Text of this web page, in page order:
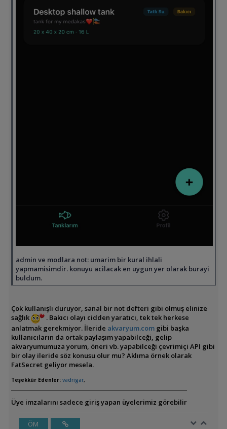
admin ve modlara not: umarim bir kural ihlali
yapmamisimdir. konuyu acilacak en uygun yer olarak burayi
buldum.
Çok kullanışlı duruyor, sanal bir not defteri gibi olmuş elinize
sağlık
. Bakıcı olayı cidden yaratıcı, tek tek herkese
anlatmak gerekmiyor. İleride akvaryum.comgibi başka
kullanıcıların da ortak paylaşım yapabilceği, gelip
akvaryumumuza yorum, öneri vb. yapabilceği çevrimiçi API gibi
bir olay ileride söz konusu olur mu? Aklıma örnek olarak
FatSecret geliyor mesela.
Teşekkür Edenler: vadrigar,
Üye imzalarını sadece giriş yapan üyelerimiz görebilir
ÖM